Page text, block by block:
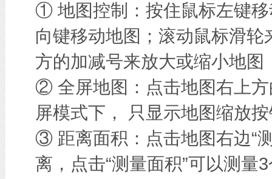
① 地图控制：按住鼠标左键
向键移动地图；滚动鼠标滑
方的加减号来放大或缩小地图
② 全屏地图：点击地图右上方
屏模式下， 只显示地图缩放
③ 距离面积：点击地图右边“
离，点击“测量面积”可以测量